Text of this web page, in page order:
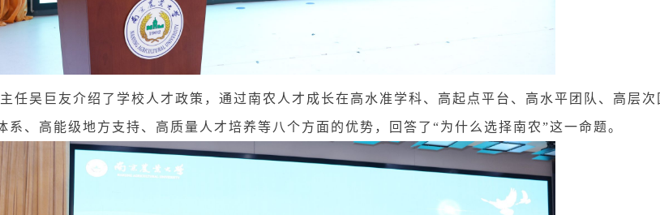
吴巨友介绍了学校人才政策，通过南农人才成长在高水准学科、高起点平台、高水平团队、高层次
系、高能级地方支持、高质量人才培养等八个方面的优势，回答了“为什么选择南农”这一命题。